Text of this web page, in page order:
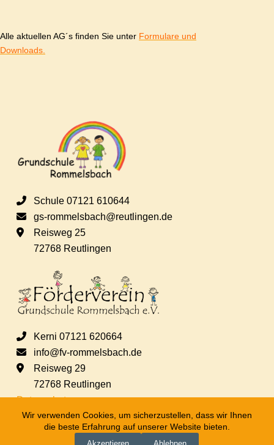
Wir verwenden Cookies, um sicherzustellen, dass wir Ihnen
die beste Erfahrung auf unserer Website bieten.
Alle aktuellen AG´s finden Sie unter Formulare und
Downloads.
Schule 07121 610644
gs-rommelsbach@reutlingen.de
Reisweg 25
72768 Reutlingen
Kerni 07121 620664
info@fv-rommelsbach.de
Reisweg 29
72768 Reutlingen
Datenschutz